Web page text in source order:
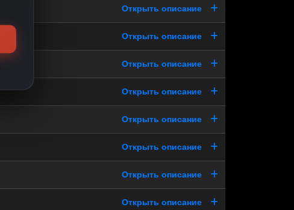
Открыть описание
Открыть описание
Открыть описание
Открыть описание
Открыть описание
Открыть описание
Открыть описание
Открыть описание